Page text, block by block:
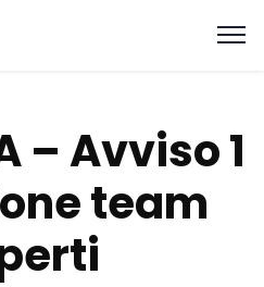
– Avviso 1
team